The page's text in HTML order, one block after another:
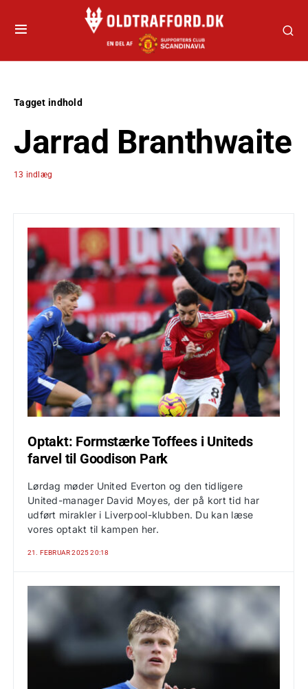
Tagget indhold
Jarrad Branthwaite
13 indlæg
Optakt: Formstærke Toffees i Uniteds
farvel til Goodison Park
Lørdag møder United Everton og den tidligere
United-manager David Moyes, der på kort tid har
udført mirakler i Liverpool-klubben. Du kan læse
vores optakt til kampen her.
21. FEBRUAR 2025 20:18